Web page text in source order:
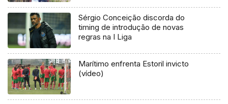
Sérgio Conceição discorda do
timing de introdução de novas
regras na I Liga
Marítimo enfrenta Estoril invicto
(vídeo)